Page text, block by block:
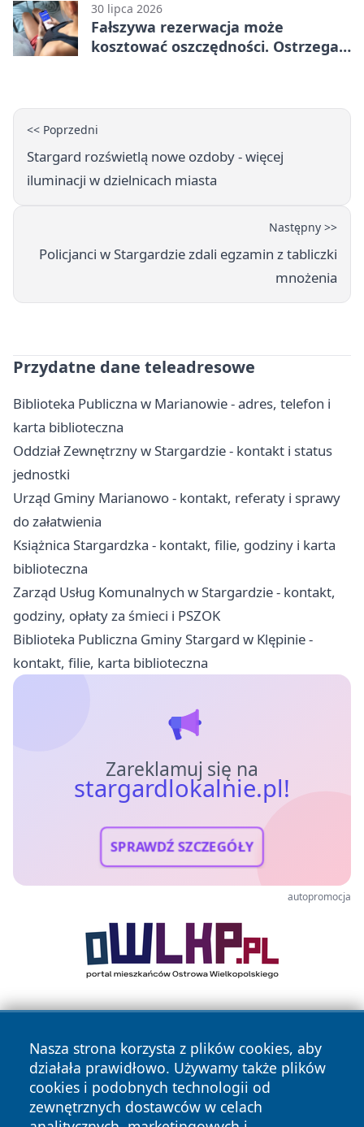
30 lipca 2026
Fałszywa rezerwacja może
kosztować oszczędności. Ostrzega
<< Poprzedni
Stargard rozświetlą nowe ozdoby - więcej
iluminacji w dzielnicach miasta
Następny >>
Policjanci w Stargardzie zdali egzamin z tabliczki
mnożenia
Przydatne dane teleadresowe
Biblioteka Publiczna w Marianowie - adres, telefon i
karta biblioteczna
Oddział Zewnętrzny w Stargardzie - kontakt i status
jednostki
Urząd Gminy Marianowo - kontakt, referaty i sprawy
do załatwienia
Książnica Stargardzka - kontakt, filie, godziny i karta
biblioteczna
Zarząd Usług Komunalnych w Stargardzie - kontakt,
godziny, opłaty za śmieci i PSZOK
Biblioteka Publiczna Gminy Stargard w Klępinie -
kontakt, filie, karta biblioteczna
Zareklamuj się na
stargardlokalnie.pl!
SPRAWDŹ SZCZEGÓŁY
autopromocja
Nasza strona korzysta z plików cookies, aby
działała prawidłowo. Używamy także plików
cookies i podobnych technologii od
zewnętrznych dostawców w celach
Copyright © 2026 stargardlokalnie.pl Wszystkie prawa